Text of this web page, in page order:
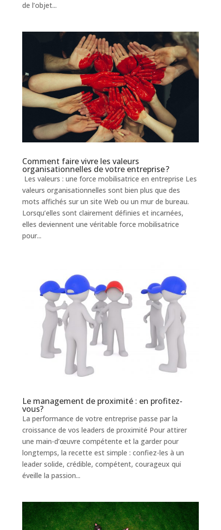
de l’objet...
Comment faire vivre les valeurs
organisationnelles de votre entreprise ?
Les valeurs : une force mobilisatrice en entreprise Les
valeurs organisationnelles sont bien plus que des
mots affichés sur un site Web ou un mur de bureau.
Lorsqu’elles sont clairement définies et incarnées,
elles deviennent une véritable force mobilisatrice
pour...
Le management de proximité : en profitez-
vous?
La performance de votre entreprise passe par la
croissance de vos leaders de proximité Pour attirer
une main-d’œuvre compétente et la garder pour
longtemps, la recette est simple : confiez-les à un
leader solide, crédible, compétent, courageux qui
éveille la passion...